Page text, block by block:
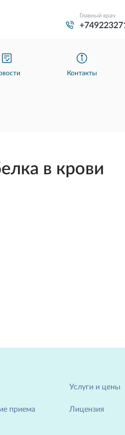
Контакты
в крови
Главный врач
приема
Услуги и цены
Лицензия